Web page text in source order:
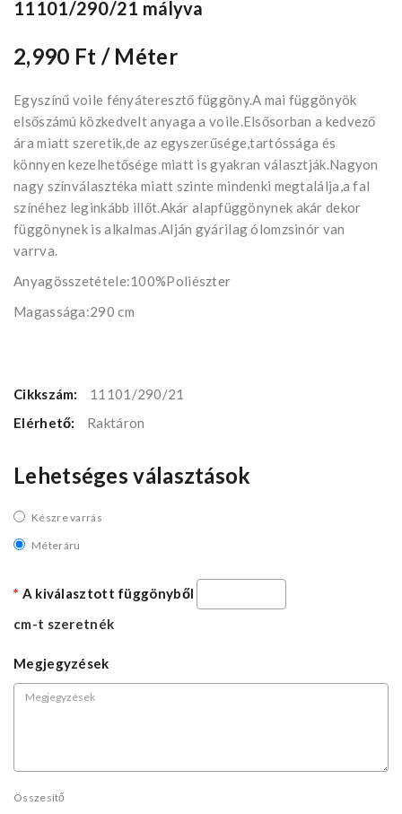
11101/290/21 mályva
2,990 Ft / Méter
Egyszínű voile fényáteresztő függöny.A mai függönyök
elsőszámú közkedvelt anyaga a voile.Elsősorban a kedvező
ára miatt szeretik,de az egyszerűsége,tartóssága és
könnyen kezelhetősége miatt is gyakran választják.Nagyon
nagy színválasztéka miatt szinte mindenki megtalálja,a fal
színéhez leginkább illőt.Akár alapfüggönynek akár dekor
függönynek is alkalmas.Alján gyárilag ólomzsinór van
varrva.
Anyagösszetétele:100%Poliészter
Magassága:290 cm
Cikkszám:
11101/290/21
Elérhető:
Raktáron
Lehetséges választások
Készre varrás
Méteráru
A kiválasztott függönyből
cm-t szeretnék
Megjegyzések
Összesítő